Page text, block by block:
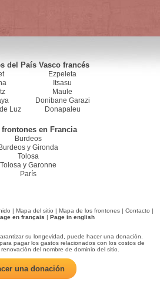
del País Vasco francés
Luz
Ezpeleta
Itsasu
Maule
Donibane Garazi
Donapaleu
frontones en Francia
Burdeos
Burdeos y Gironda
Tolosa
Tolosa y Garonne
París
| Mapa del sitio | Mapa de los frontones | Contacto |
en français | Page in english
su longevidad, puede hacer una donación.
pagar los gastos relacionados con los costos de
del nombre de dominio del sitio.
una donación